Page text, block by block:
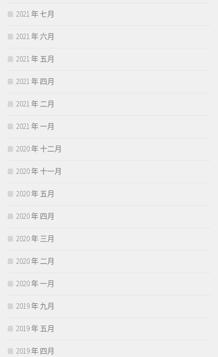
2021 年 七月
2021 年 六月
2021 年 五月
2021 年 四月
2021 年 二月
2021 年 一月
2020 年 十二月
2020 年 十一月
2020 年 五月
2020 年 四月
2020 年 三月
2020 年 二月
2020 年 一月
2019 年 九月
2019 年 五月
2019 年 四月